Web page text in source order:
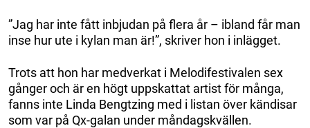
”Jag har inte fått inbjudan på flera år – ibland får man
inse hur ute i kylan man är!”, skriver hon i inlägget.
Trots att hon har medverkat i Melodifestivalen sex
gånger och är en högt uppskattat artist för många,
fanns inte Linda Bengtzing med i listan över kändisar
som var på Qx-galan under måndagskvällen.